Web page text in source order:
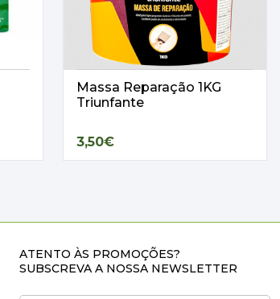
Massa Reparação 1KG
Triunfante
3,50€
ATENTO ÀS PROMOÇÕES?
SUBSCREVA A NOSSA NEWSLETTER